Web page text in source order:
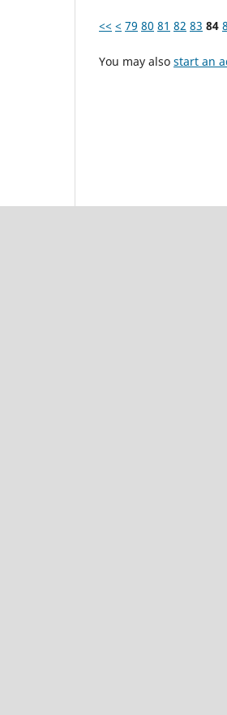
<< < 79 80 81 82 83 84
You may also start an